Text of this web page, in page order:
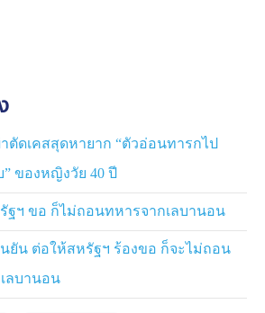
ตัดเคสสุดหายาก “ตัวอ่อนทารกไป
ของหญิงวัย 40 ปี
ฐฯ ขอ ก็ไม่ถอนทหารจากเลบานอน
ยัน ต่อให้สหรัฐฯ ร้องขอ ก็จะไม่ถอน
ลบานอน